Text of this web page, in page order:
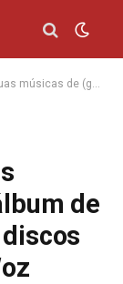
reacendidas em discos de Joaquim e Zaina Woz
de